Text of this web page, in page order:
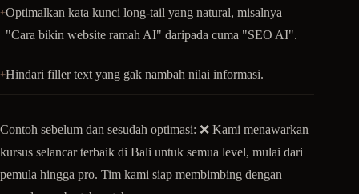
Optimalkan kata kunci long-tail yang natural, misalnya
"Cara bikin website ramah AI" daripada cuma "SEO AI".
Hindari filler text yang gak nambah nilai informasi.
Contoh sebelum dan sesudah optimasi: ❌ Kami menawarkan
kursus selancar terbaik di Bali untuk semua level, mulai dari
pemula hingga pro. Tim kami siap membimbing dengan